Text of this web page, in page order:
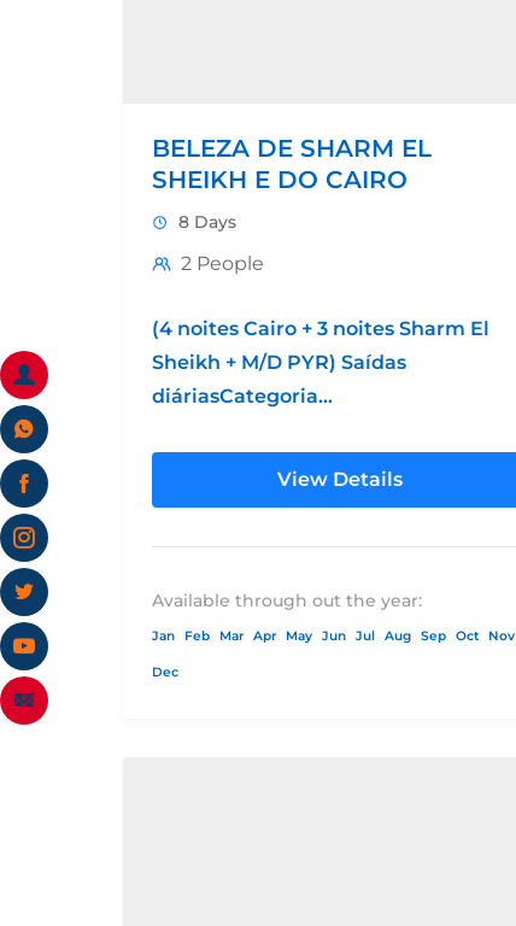
BELEZA DE SHARM EL
SHEIKH E DO CAIRO
8 Days
2 People
(4 noites Cairo + 3 noites Sharm El
Sheikh + M/D PYR) Saídas
diáriasCategoria
PadrãoCategoria LuxoCategoria
View Details
Available through out the year:
Jan Feb Mar Apr May Jun Jul Aug Sep Oct Nov
Dec